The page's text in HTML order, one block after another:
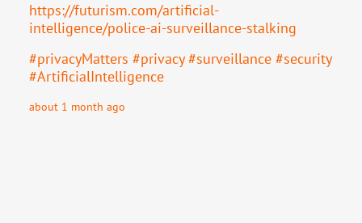
https://futurism.com/artificial-
intelligence/police-ai-surveillance-stalking
#privacyMatters #privacy #surveillance #security
#ArtificialIntelligence
about 1 month ago